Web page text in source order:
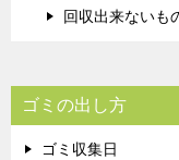
回収出来ないも
ゴミの出し方
ゴミ収集日